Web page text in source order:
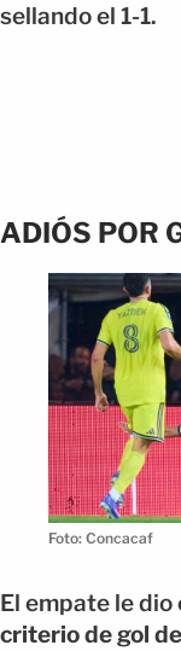
sellando el 1-1.
ADIÓS POR
Foto: Concacaf
El empate le dio
criterio de gol